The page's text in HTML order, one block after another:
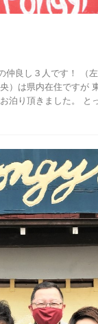
仲良し３人です！ （
）は県内在住ですが
泊り頂きました。 と